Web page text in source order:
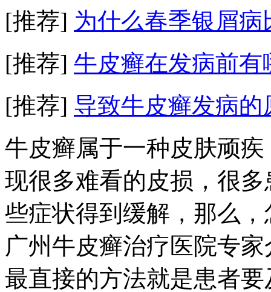
[推荐] 为什么春季银屑病
[推荐] 牛皮癣在发病前有
[推荐] 导致牛皮癣发病的
牛皮癣属于一种皮肤顽
现很多难看的皮损，很
些症状得到缓解，那么
广州牛皮癣治疗医院专
最直接的方法就是患者